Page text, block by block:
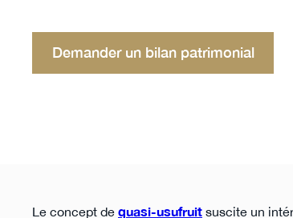
Demander un bilan patrimonial
Le concept de quasi-usufruitsuscite un